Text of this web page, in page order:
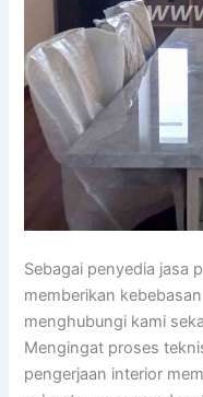
Sebagai penyedia jasa
memberikan
menghubungi kami
Mengingat proses
pengerjaan interior